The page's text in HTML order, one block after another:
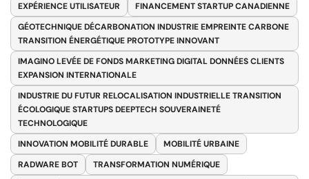
EXPÉRIENCE UTILISATEUR
FINANCEMENT STARTUP CANADIENNE
GÉOTECHNIQUE DÉCARBONATION INDUSTRIE EMPREINTE CARBONE
TRANSITION ÉNERGÉTIQUE PROTOTYPE INNOVANT
IMAGINO LEVÉE DE FONDS MARKETING DIGITAL DONNÉES CLIENTS
EXPANSION INTERNATIONALE
INDUSTRIE DU FUTUR RELOCALISATION INDUSTRIELLE TRANSITION
ÉCOLOGIQUE STARTUPS DEEPTECH SOUVERAINETÉ
TECHNOLOGIQUE
INNOVATION MOBILITÉ DURABLE
MOBILITÉ URBAINE
RADWARE BOT
TRANSFORMATION NUMÉRIQUE